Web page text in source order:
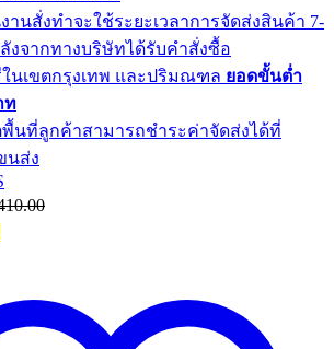
านสั่งทำจะใช้ระยะเวลาการจัดส่งสินค้า 7-
งจากทางบริษัทได้รับคำสั่งซื้อ
นเขตกรุงเทพ และปริมณฑล ยอดขั้นต่ำ
ท
พื้นที่ลูกค้าสามารถชำระค่าจัดส่งได้ที่
นส่ง